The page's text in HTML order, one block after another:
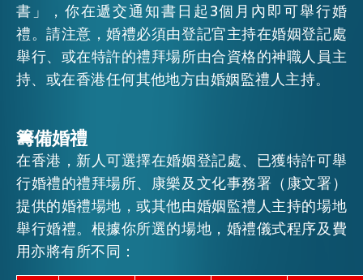
書」，你在遞交通知書日起3個月內即可舉行婚
禮。請注意，婚禮必須由登記官主持在婚姻登記處
舉行、或在特許的禮拜場所由合資格的神職人員主
持、或在香港任何其他地方由婚姻監禮人主持。
籌備婚禮
在香港，新人可選擇在婚姻登記處、已獲特許可舉
行婚禮的禮拜場所、康樂及文化事務署（康文署）
提供的婚禮場地，或其他由婚姻監禮人主持的場地
舉行婚禮。根據你所選的場地，婚禮儀式程序及費
用亦將有所不同：